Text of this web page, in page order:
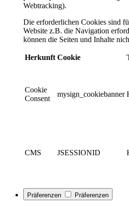
Webtracking).
Die erforderlichen Cookies sind
Website z.B. die Navigation
können die Seiten und Inhalte
Herkunft Cookie
Cookie
Consent
mysign_cookiebanner
CMS JSESSIONID
Präferenzen Präferenzen